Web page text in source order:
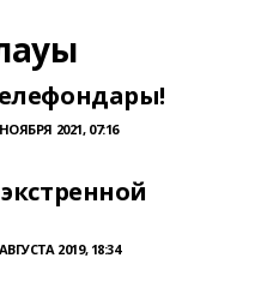
2021, 07:16
2019, 18:34